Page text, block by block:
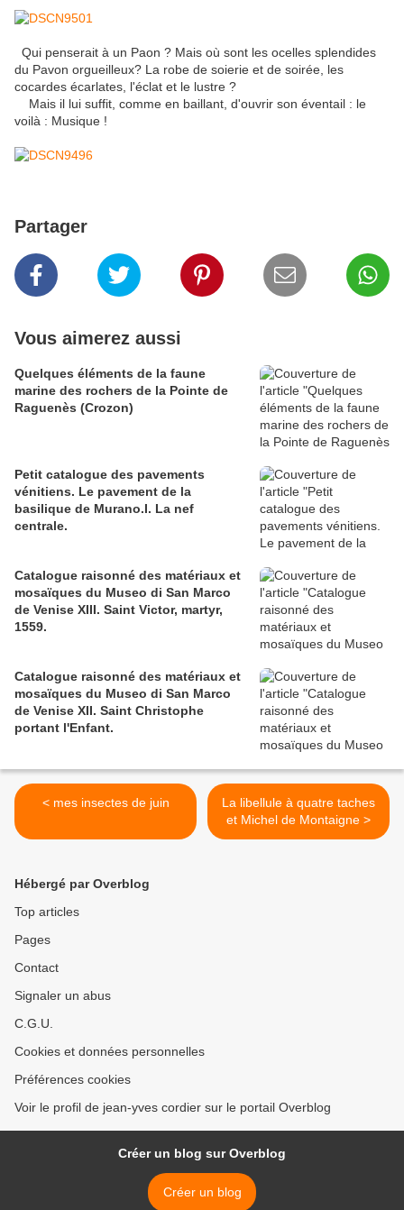
Qui penserait à un Paon ? Mais où sont les ocelles splendides
du Pavon orgueilleux? La robe de soierie et de soirée, les
cocardes écarlates, l'éclat et le lustre ?
Mais il lui suffit, comme en baillant, d'ouvrir son éventail : le
voilà : Musique !
Partager
Vous aimerez aussi
Quelques éléments de la faune
marine des rochers de la Pointe de
Raguenès (Crozon)
Petit catalogue des pavements
vénitiens. Le pavement de la
basilique de Murano.I. La nef
centrale.
Catalogue raisonné des matériaux et
mosaïques du Museo di San Marco
de Venise XIII. Saint Victor, martyr,
1559.
Catalogue raisonné des matériaux et
mosaïques du Museo di San Marco
de Venise XII. Saint Christophe
portant l'Enfant.
< mes insectes de juin
La libellule à quatre taches
et Michel de Montaigne >
Hébergé par Overblog
Top articles
Pages
Contact
Signaler un abus
C.G.U.
Cookies et données personnelles
Préférences cookies
Voir le profil de jean-yves cordier sur le portail Overblog
Créer un blog sur Overblog
Créer un blog